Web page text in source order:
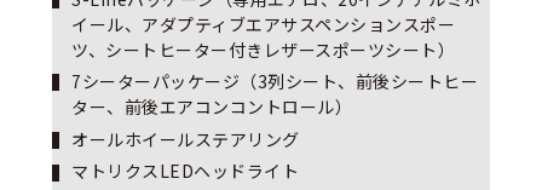
イール、アダプティブエアサスペンションスポー
ツ、シートヒーター付きレザースポーツシート）
7シーターパッケージ（3列シート、前後シートヒー
ター、前後エアコンコントロール）
オールホイールステアリング
マトリクスLEDヘッドライト